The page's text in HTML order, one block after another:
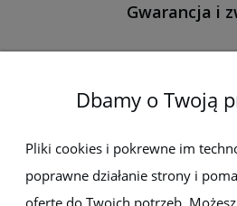
Gwarancja i
O firmie
Zapisz się do newslettera, aby być
Dbamy o Twoją
Pliki cookies i pokrewne im
poprawne działanie strony i
ofertę do Twoich potrzeb.